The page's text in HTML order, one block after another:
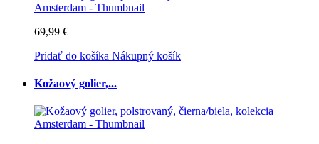
69,99 €
Pridať do košíka Nákupný košík
Kožaový golier,...